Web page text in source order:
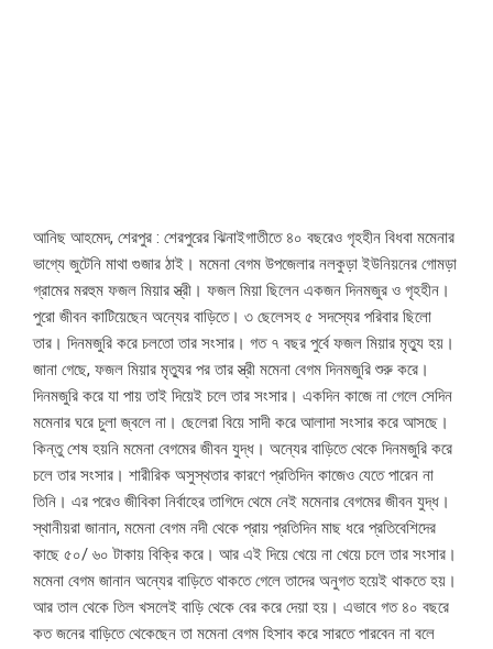
আনিছ আহমেদ, শেরপুর : শেরপুরের ঝিনাইগাতীতে ৪০ বছরেও গৃহহীন বিধবা মমেনার
ভাগ্যে জুটেনি মাথা গুজার ঠাই। মমেনা বেগম উপজেলার নলকুড়া ইউনিয়নের গোমড়া
গ্রামের মরহুম ফজল মিয়ার স্ত্রী। ফজল মিয়া ছিলেন একজন দিনমজুর ও গৃহহীন।
পুরো জীবন কাটিয়েছেন অন্যের বাড়িতে। ৩ ছেলেসহ ৫ সদস্যের পরিবার ছিলো
তার। দিনমজুরি করে চলতো তার সংসার। গত ৭ বছর পুর্বে ফজল মিয়ার মৃত্যু হয়।
জানা গেছে, ফজল মিয়ার মৃত্যুর পর তার স্ত্রী মমেনা বেগম দিনমজুরি শুরু করে।
দিনমজুরি করে যা পায় তাই দিয়েই চলে তার সংসার। একদিন কাজে না গেলে সেদিন
মমেনার ঘরে চুলা জ্বলে না। ছেলেরা বিয়ে সাদী করে আলাদা সংসার করে আসছে।
কিন্তু শেষ হয়নি মমেনা বেগমের জীবন যুদ্ধ। অন্যের বাড়িতে থেকে দিনমজুরি করে
চলে তার সংসার। শারীরিক অসুস্থতার কারণে প্রতিদিন কাজেও যেতে পারেন না
তিনি। এর পরেও জীবিকা নির্বাহের তাগিদে থেমে নেই মমেনার বেগমের জীবন যুদ্ধ।
স্থানীয়রা জানান, মমেনা বেগম নদী থেকে প্রায় প্রতিদিন মাছ ধরে প্রতিবেশিদের
কাছে ৫০/ ৬০ টাকায় বিক্রি করে। আর এই দিয়ে খেয়ে না খেয়ে চলে তার সংসার।
মমেনা বেগম জানান অন্যের বাড়িতে থাকতে গেলে তাদের অনুগত হয়েই থাকতে হয়।
আর তাল থেকে তিল খসলেই বাড়ি থেকে বের করে দেয়া হয়। এভাবে গত ৪০ বছরে
কত জনের বাড়িতে থেকেছেন তা মমেনা বেগম হিসাব করে সারতে পারবেন না বলে